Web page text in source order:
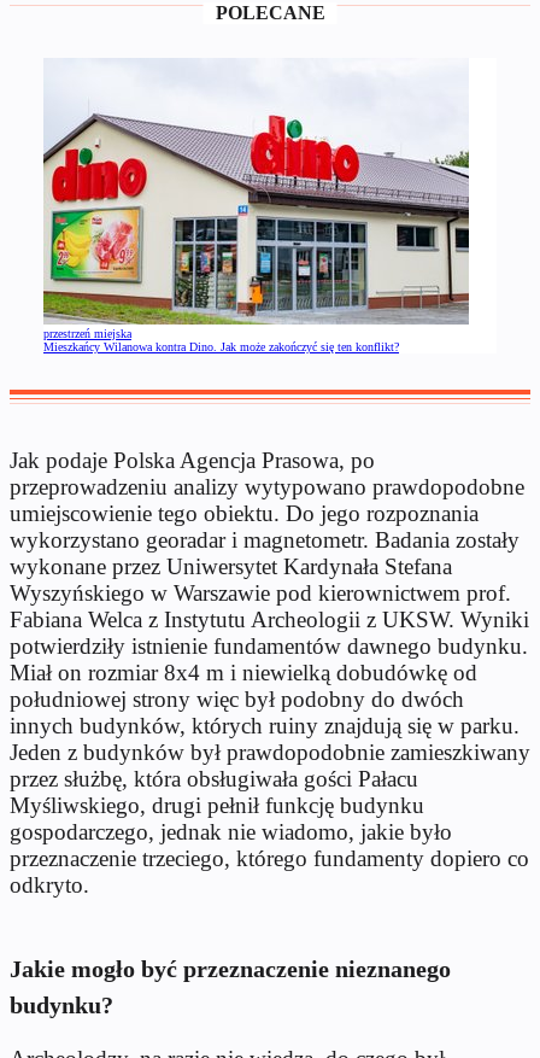
POLECANE
przestrzeń miejska
Mieszkańcy Wilanowa kontra Dino. Jak może zakończyć się ten konflikt?
Jak podaje Polska Agencja Prasowa, po
przeprowadzeniu analizy wytypowano prawdopodobne
umiejscowienie tego obiektu. Do jego rozpoznania
wykorzystano georadar i magnetometr. Badania zostały
wykonane przez Uniwersytet Kardynała Stefana
Wyszyńskiego w Warszawie pod kierownictwem prof.
Fabiana Welca z Instytutu Archeologii z UKSW. Wyniki
potwierdziły istnienie fundamentów dawnego budynku.
Miał on rozmiar 8x4 m i niewielką dobudówkę od
południowej strony więc był podobny do dwóch
innych budynków, których ruiny znajdują się w parku.
Jeden z budynków był prawdopodobnie zamieszkiwany
przez służbę, która obsługiwała gości Pałacu
Myśliwskiego, drugi pełnił funkcję budynku
gospodarczego, jednak nie wiadomo, jakie było
przeznaczenie trzeciego, którego fundamenty dopiero co
odkryto.
Jakie mogło być przeznaczenie nieznanego
budynku?